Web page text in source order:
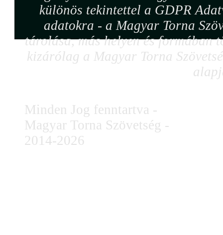
különös tekintettel a GDPR
adatokra - a Magyar Torna
tárolása, más helyen és formában
kizárólag a Magyar Torna
Minden Jog fenntartva -
Magyar Torna Szövetség -
2014-2026